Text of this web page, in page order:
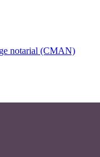
notarial (CMAN)